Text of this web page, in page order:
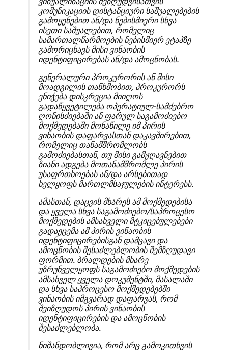
კომუნიკაციის დისტანციური საშუალებების
გამოყენებით ან/და ნებისმიერი სხვა
ისეთი საშუალებით, რომელიც
სამართალწარმოების ნებისმიერ ეტაპზე
გამორიცხავს მისი ვინაობის
იდენტიფიცირებას ან/და ამოცნობას.
გენერალური პროკურორის ან მისი
მოადგილის თანხმობით, პროკურორს
ენიჭება დისკრეცია მიიღოს
გადაწყვეტილება ოპერატიულ-სამძებრო
ღონისძიებაში ან ფარულ საგამოძიებო
მოქმედებაში მონაწილე იმ პირის
ვინაობის დაფარვასთან დაკავშირებით,
რომელიც თანამშრომლობს
გამოძიებასთან, თუ მისი გამჟღავნებით
ზიანი ადგება მოთანამშრომლე პირის
უსაფრთხოებას ან/და არსებითად
ხელყოფს მართლმსაჯულების ინტერესს.
ამასთან, დაცვის მხარეს ამ მოქმედებისა
და ყველა სხვა საგამოძიებო/საპროცესო
მოქმედების ამსახველი მტკიცებულებები
გადაეცემა ამ პირის ვინაობის
იდენტიფიცირებისგან დამცავი და
ამოცნობის შესაძლებლობის შემზღუდავი
ფორმით. ბრალდების მხარე
უზრუნველყოფს საგამოძიებო მოქმედების
ამსახველ ყველა დოკუმენტში, მასალაში
და სხვა საპროცესო მოქმედებებში
ვინაობის იმგვარად დაფარვას, რომ
შეიზღუდოს პირის ვინაობის
იდენტიფიცირების და ამოცნობის
შესაძლებლობა.
ნიშანდობლივია, რომ არც გამოკითხვის